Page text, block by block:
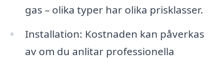
gas – olika typer har olika prisklasser.
Installation: Kostnaden kan påverkas
av om du anlitar professionella